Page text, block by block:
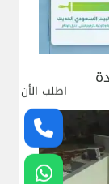
اطلب الأن